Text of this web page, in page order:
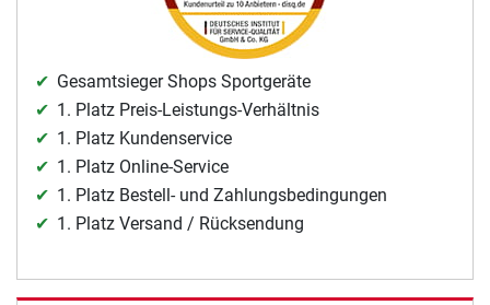
Gesamtsieger Shops Sportgeräte
1. Platz Preis-Leistungs-Verhältnis
1. Platz Kundenservice
1. Platz Online-Service
1. Platz Bestell- und Zahlungsbedingungen
1. Platz Versand / Rücksendung